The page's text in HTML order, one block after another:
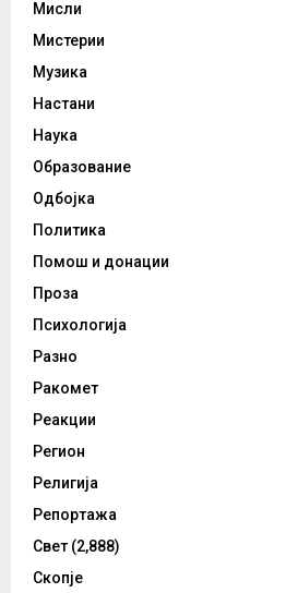
Мисли
Мистерии
Музика
Настани
Наука
Образование
Одбојка
Политика
Помош и донации
Проза
Психологија
Разно
Ракомет
Реакции
Регион
Религија
Репортажа
Свет (2,888)
Скопје